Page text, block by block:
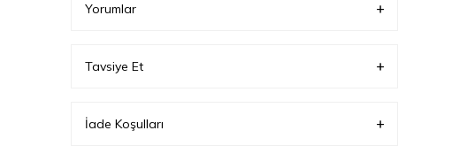
Yorumlar
Tavsiye Et
İade Koşulları